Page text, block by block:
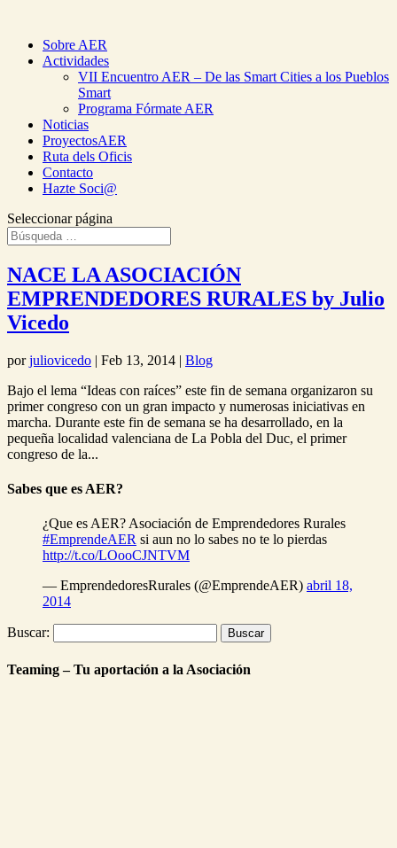
Sobre AER
Actividades
VII Encuentro AER – De las Smart Cities a los Pueblos
Smart
Programa Fórmate AER
Noticias
ProyectosAER
Ruta dels Oficis
Contacto
Hazte Soci@
Seleccionar página
NACE LA ASOCIACIÓN
EMPRENDEDORES RURALES by Julio
Vicedo
porjuliovicedo | Feb 13, 2014 | Blog
Bajo el lema “Ideas con raíces” este fin de semana organizaron su
primer congreso con un gran impacto y numerosas iniciativas en
marcha. Durante este fin de semana se ha desarrollado, en la
pequeña localidad valenciana de La Pobla del Duc, el primer
congreso de la...
Sabes que es AER?
¿Que es AER? Asociación de Emprendedores Rurales
#EmprendeAER si aun no lo sabes no te lo pierdas
http://t.co/LOooCJNTVM
— EmprendedoresRurales (@EmprendeAER) abril 18,
2014
Buscar:
Teaming – Tu aportación a la Asociación